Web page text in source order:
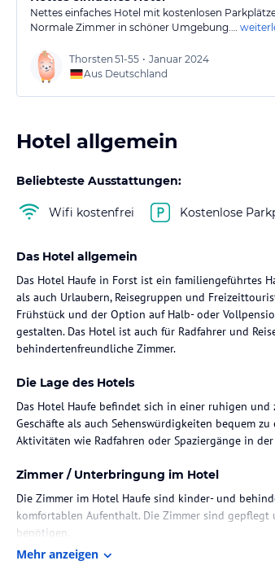
Nettes einfaches Hotel mit kostenlosen
Normale Zimmer in schöner Umgebung.…
Thorsten 51-55 • Januar 2024
Aus Deutschland
Hotel allgemein
Beliebteste Ausstattungen:
Wifi kostenfrei Kostenlose
Das Hotel allgemein
Das Hotel Haufe in Forst ist ein familiengeführtes
als auch Urlaubern, Reisegruppen und
Frühstück und der Option auf Halb- oder
gestalten. Das Hotel ist auch für Radfahrer und
behindertenfreundliche Zimmer.
Die Lage des Hotels
Das Hotel Haufe befindet sich in einer ruhigen
Geschäfte als auch Sehenswürdigkeiten bequem
Aktivitäten wie Radfahren oder Spaziergänge in
Zimmer / Unterbringung im Hotel
Die Zimmer im Hotel Haufe sind kinder- und
komfortablen Aufenthalt. Die Zimmer sind
benötigen.
Mehr anzeigen